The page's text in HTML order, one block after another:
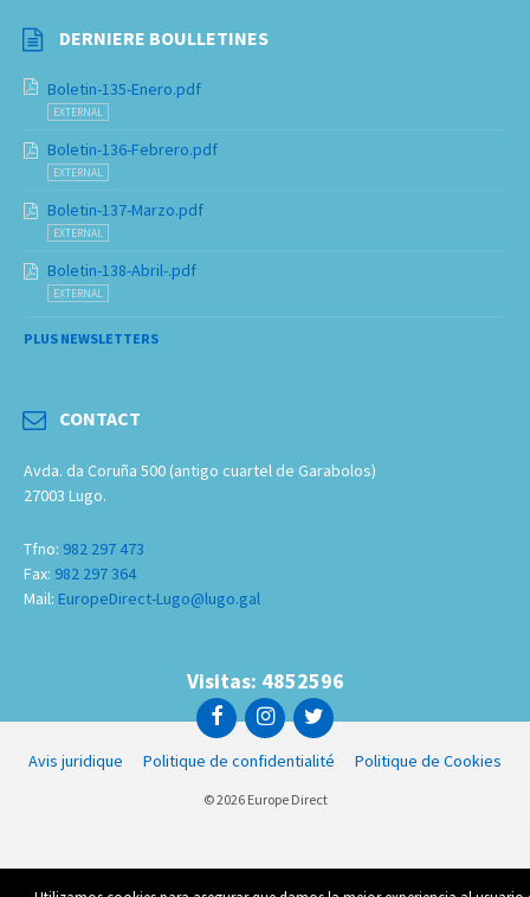
DERNIERE BOULLETINES
Boletin-135-Enero.pdf
EXTERNAL
Boletin-136-Febrero.pdf
EXTERNAL
Boletin-137-Marzo.pdf
EXTERNAL
Boletin-138-Abril-.pdf
EXTERNAL
PLUS NEWSLETTERS
CONTACT
Avda. da Coruña 500 (antigo cuartel de Garabolos)
27003 Lugo.
Tfno: 982 297 473
Fax: 982 297 364
Mail: EuropeDirect-Lugo@lugo.gal
Visitas: 4852596
Avis juridique Politique de confidentialité Politique de Cookies
© 2026 Europe Direct